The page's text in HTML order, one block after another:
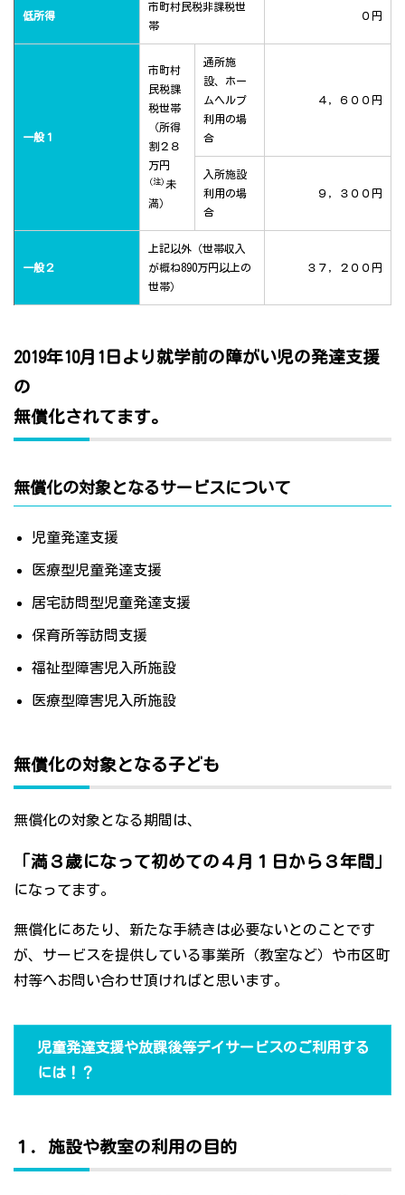
低所得
市町村民税非課税世
帯
０円
一般１
市町村
民税課
税世帯
（所得
割２８
万円
(注) 未
満）
通所施
設、ホー
ムヘルプ
利用の場
合
４，６００円
入所施設
利用の場
合
９，３００円
一般２
上記以外（世帯収入
が概ね890万円以上の
世帯）
３７，２００円
2019年10月1日より就学前の障がい児の発達支援
の
無償化されてます。
無償化の対象となるサービスについて
児童発達支援
医療型児童発達支援
居宅訪問型児童発達支援
保育所等訪問支援
福祉型障害児入所施設
医療型障害児入所施設
無償化の対象となる子ども
無償化の対象となる期間は、
「満３歳になって初めての４月１日から３年間」
になってます。
無償化にあたり、新たな手続きは必要ないとのことです
が、サービスを提供している事業所（教室など）や市区町
村等へお問い合わせ頂ければと思います。
児童発達支援や放課後等デイサービスのご利用する
には！？
１．施設や教室の利用の目的